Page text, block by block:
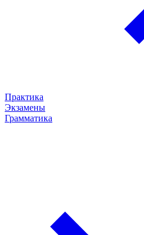
Практика
Экзамены
Грамматика